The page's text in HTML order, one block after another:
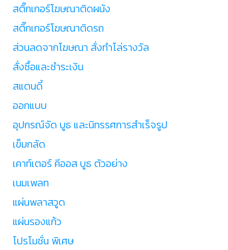
สติ๊กเกอร์โฆษณาติดผนัง
สติ๊กเกอร์โฆษณาติดรถ
ส่วนลดจากโฆษณา สั่งทำโล่รางวัล
สั่งซื้อและชำระเงิน
สแตนดี้
ออกแบบ
อุปกรณ์จัด บูธ และนิทรรศการสำเร็จรูป
เข็มกลัด
เคาท์เตอร์ คีออส บูธ ตัวอย่าง
เนมเพลท
แผ่นพลาสวูด
แผ่นรองแก้ว
โปรโมชั่น พิเศษ